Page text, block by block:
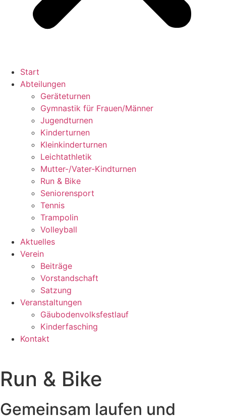
Start
Abteilungen
Geräteturnen
Gymnastik für Frauen/Männer
Jugendturnen
Kinderturnen
Kleinkinderturnen
Leichtathletik
Mutter-/Vater-Kindturnen
Run & Bike
Seniorensport
Tennis
Trampolin
Volleyball
Aktuelles
Verein
Beiträge
Vorstandschaft
Satzung
Veranstaltungen
Gäubodenvolksfestlauf
Kinderfasching
Kontakt
Run & Bike
Gemeinsam laufen und